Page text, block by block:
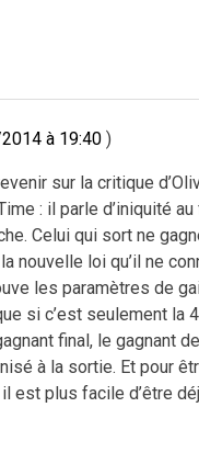
à 19:40
sur la critique
: il parle d’iniquité
Celui qui sort ne
nouvelle loi qu’il ne
les paramètres de
si c’est seulement la
final, le gagnant
à la sortie. Et pour
est plus facile d’être